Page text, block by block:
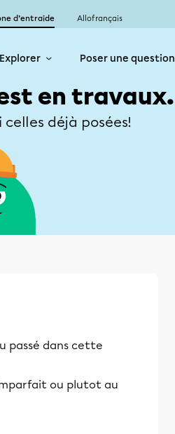
d’entraide Allofrançais
Explorer Poser une question
en travaux.
déjà posées!
passé dans cette
ou plutot au